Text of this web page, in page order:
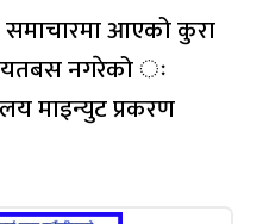
समाचारमा आएको कुरा
नगरेको ः
माइन्युट प्रकरण